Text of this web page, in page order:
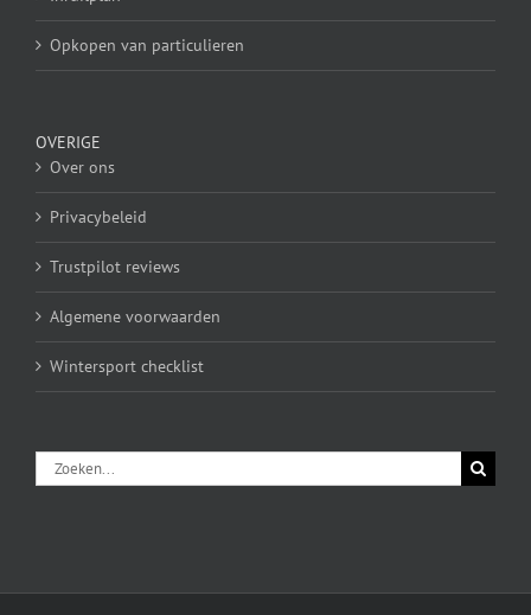
Opkopen van particulieren
OVERIGE
Over ons
Privacybeleid
Trustpilot reviews
Algemene voorwaarden
Wintersport checklist
Zoeken
naar: